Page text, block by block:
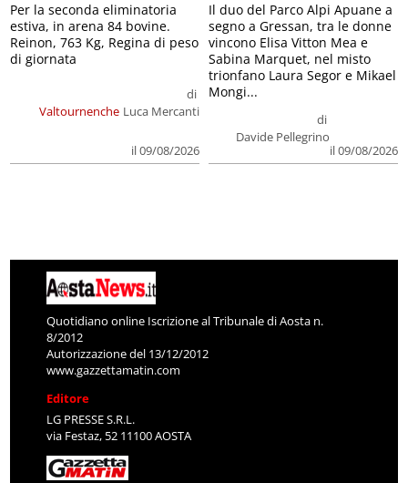
Valtournenche
di
Luca Mercanti
il 09/08/2026
Per la seconda eliminatoria
estiva, in arena 84 bovine.
Reinon, 763 Kg, Regina di peso
di giornata
di
Davide Pellegrino
il 09/08/2026
Il duo del Parco Alpi Apuane a
segno a Gressan, tra le donne
vincono Elisa Vitton Mea e
Sabina Marquet, nel misto
trionfano Laura Segor e Mikael
Mongi...
Quotidiano online Iscrizione al Tribunale di Aosta n.
8/2012
Autorizzazione del 13/12/2012
www.gazzettamatin.com
Editore
LG PRESSE S.R.L.
via Festaz, 52 11100 AOSTA